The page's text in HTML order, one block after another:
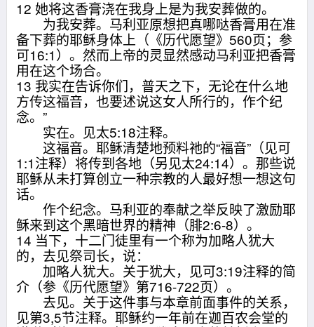
12 她将这香膏浇在我身上是为我安葬做的。
为我安葬。马利亚原想把真哪哒香膏用在准
备下葬的耶稣身体上（《历代愿望》560页；参
可16:1）。然而上帝的灵显然感动马利亚把香膏
用在这个场合。
13 我实在告诉你们，普天之下，无论在什么地
方传这福音，也要述说这女人所行的，作个纪
念。”
实在。见太5:18注释。
这福音。耶稣清楚地预料祂的“福音”（见可
1:1注释）将传到各地（另见太24:14）。那些说
耶稣从未打算创立一种宗教的人最好想一想这句
话。
作个纪念。马利亚的奉献之举反映了激励耶
稣来到这个黑暗世界的精神（腓2:6-8）。
14 当下，十二门徒里有一个称为加略人犹大
的，去见祭司长，说：
加略人犹大。关于犹大，见可3:19注释的简
介（参《历代愿望》第716-722页）。
去见。关于这件事与本章前面事件的关系，
见第3,5节注释。耶稣约一年前在迦百农会堂的